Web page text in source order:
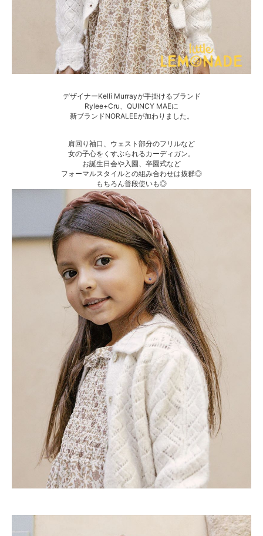
デザイナーKelli Murrayが手掛けるブランド
Rylee+Cru、QUINCY MAEに
新ブランドNORALEEが加わりました。
肩回り袖口、ウェスト部分のフリルなど
女の子心をくすぶられるカーディガン。
お誕生日会や入園、卒園式など
フォーマルスタイルとの組み合わせは抜群◎
もちろん普段使いも◎